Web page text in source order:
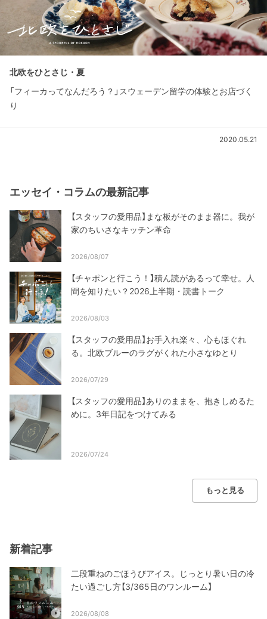
北欧をひとさじ・夏
「フィーカってなんだろう？」スウェーデン留学の体験とお店づく
り
2020.05.21
エッセイ・コラムの最新記事
【スタッフの愛用品】まな板がそのまま器に。我が
家のちいさなキッチン革命
2026/08/07
【チャポンと行こう！】積ん読があるって幸せ。人
間を知りたい？2026上半期・読書トーク
2026/08/03
【スタッフの愛用品】お手入れ楽々、心もほぐれ
る。北欧ブルーのラグがくれた小さなゆとり
2026/07/29
【スタッフの愛用品】ありのままを、抱きしめるた
めに。3年日記をつけてみる
2026/07/24
もっと見る
新着記事
二段重ねのごほうびアイス。じっとり暑い日の冷
たい過ごし方【3/365日のワンルーム】
2026/08/08